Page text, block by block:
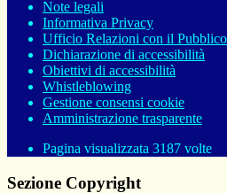
Note legali
Informativa Privacy
Ufficio Relazioni con il Pubblico
Dichiarazione di accessibilità
Obiettivi di accessibilità
Whistleblowing
Gestione consensi cookie
Amministrazione trasparente
Pagina visualizzata 3187 volte
Sezione Copyright